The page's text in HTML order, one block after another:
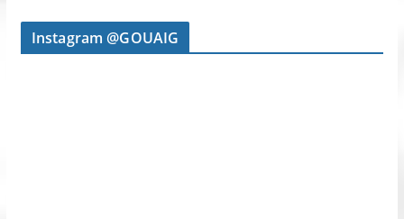
Instagram @GOUAIG